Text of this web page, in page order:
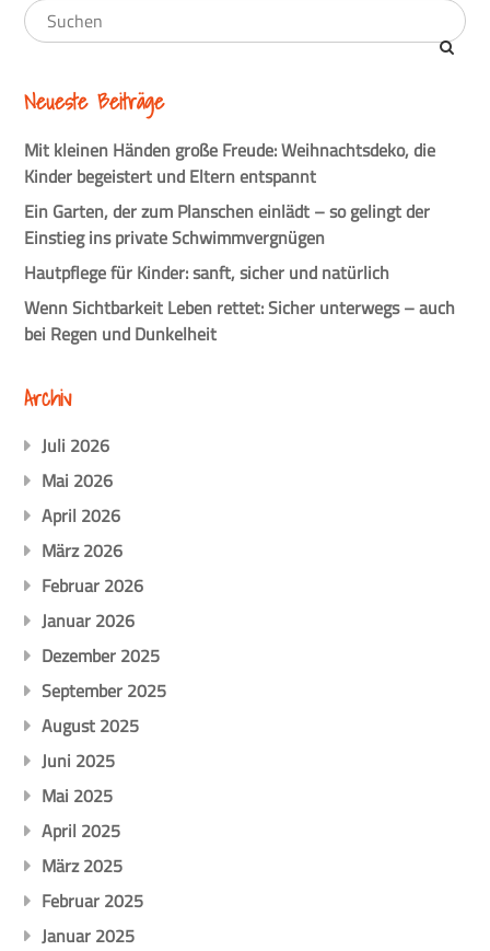
Neueste Beiträge
Mit kleinen Händen große Freude: Weihnachtsdeko, die
Kinder begeistert und Eltern entspannt
Ein Garten, der zum Planschen einlädt – so gelingt der
Einstieg ins private Schwimmvergnügen
Hautpflege für Kinder: sanft, sicher und natürlich
Wenn Sichtbarkeit Leben rettet: Sicher unterwegs – auch
bei Regen und Dunkelheit
Archiv
Juli 2026
Mai 2026
April 2026
März 2026
Februar 2026
Januar 2026
Dezember 2025
September 2025
August 2025
Juni 2025
Mai 2025
April 2025
März 2025
Februar 2025
Januar 2025